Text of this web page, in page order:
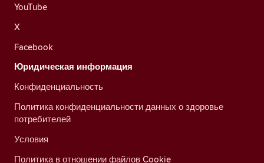
YouTube
X
Facebook
Юридическая информация
Конфиденциальность
Политика конфиденциальности данных о здоровье
потребителей
Условия
Политика в отношении файлов Cookie